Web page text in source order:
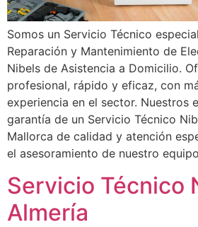
Somos un Servicio Técnico
Reparación y Mantenimiento de
Nibels de Asistencia a Domicilio.
profesional, rápido y eficaz, con
experiencia en el sector. Nuestros
garantía de un Servicio Técnico
Mallorca de calidad y atención
el asesoramiento de nuestro
Servicio Técnico
Almería